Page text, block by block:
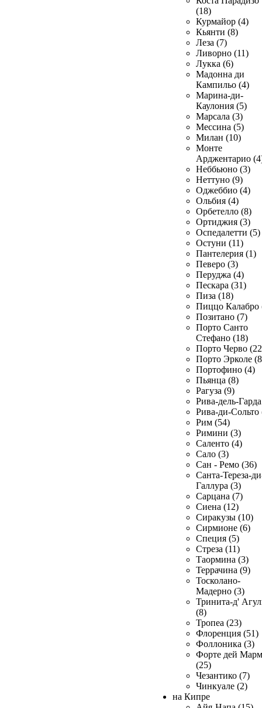
(18)
Курмайор (4)
Кьянти (8)
Леза (7)
Ливорно (11)
Лукка (6)
Мадонна ди
Кампильо (4)
Марина-ди-
Каулония (5)
Марсала (3)
Мессина (5)
Милан (10)
Монте
Арджентарио
Неббьюно (3)
Неттуно (9)
Оджеббио (4)
Ольбия (4)
Орбетелло (8)
Ортиджия (3)
Оспедалетти (5)
Остуни (11)
Пантелерия (1)
Певеро (3)
Перуджа (4)
Пескара (31)
Пиза (18)
Пиццо Калабро
Позитано (7)
Порто Санто
Стефано (18)
Порто Черво
Порто Эрколе
Портофино (4)
Пьянца (8)
Рагуза (9)
Рива-дель-
Рива-ди-Сольто
Рим (54)
Римини (3)
Саленто (4)
Сало (3)
Сан - Ремо (36)
Санта-Тереза-
Галлура (3)
Сарцана (7)
Сиена (12)
Сиракузы (10)
Сирмионе (6)
Специя (5)
Стреза (11)
Таормина (3)
Террачина (9)
Тосколано-
Мадерно (3)
Тринита-д'
(8)
Тропеа (23)
Флоренция (51)
Фоллоника (3)
Форте дей
(25)
Чезантико (7)
Чинкуале (2)
на Кипре